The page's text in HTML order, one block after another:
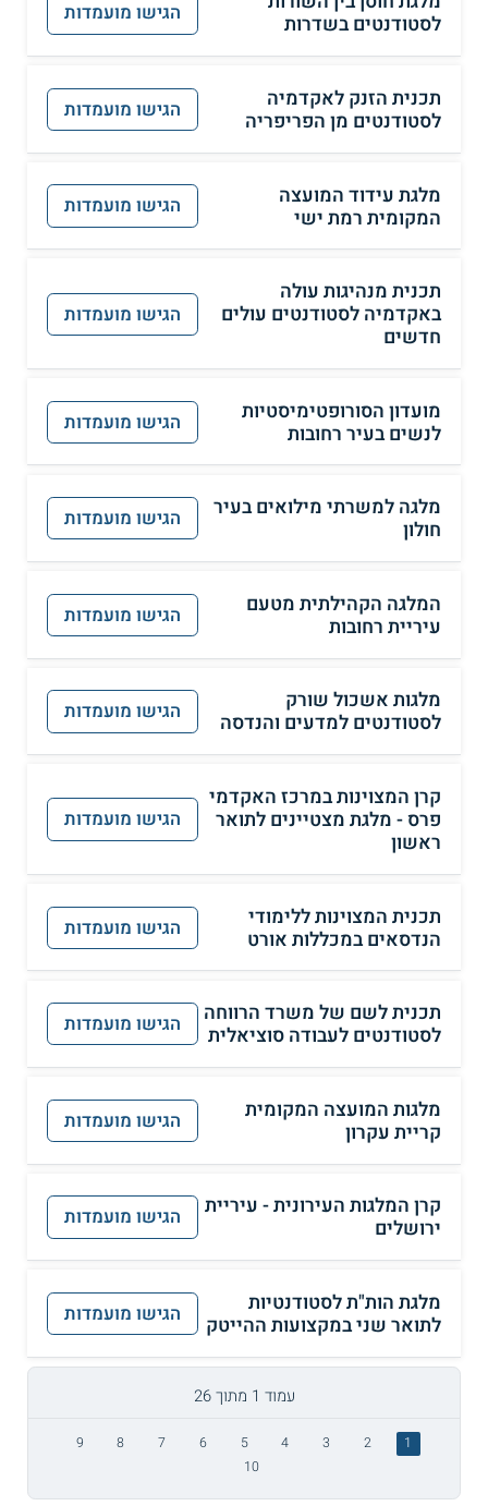
לסטודנטים בשדרות
הגישו מועמדות
תכנית הזנק לאקדמיה
לסטודנטים מן הפריפריה
הגישו מועמדות
מלגת עידוד המועצה
המקומית רמת ישי
הגישו מועמדות
תכנית מנהיגות עולה
באקדמיה לסטודנטים עולים
חדשים
הגישו מועמדות
מועדון הסורופטימיסטיות
לנשים בעיר רחובות
הגישו מועמדות
מלגה למשרתי מילואים בעיר
חולון
הגישו מועמדות
המלגה הקהילתית מטעם
עיריית רחובות
הגישו מועמדות
מלגות אשכול שורק
לסטודנטים למדעים והנדסה
הגישו מועמדות
קרן המצוינות במרכז האקדמי
פרס - מלגת מצטיינים לתואר
ראשון
הגישו מועמדות
תכנית המצוינות ללימודי
הנדסאים במכללות אורט
הגישו מועמדות
תכנית לשם של משרד הרווחה
לסטודנטים לעבודה סוציאלית
הגישו מועמדות
מלגות המועצה המקומית
קריית עקרון
הגישו מועמדות
קרן המלגות העירונית - עיריית
ירושלים
הגישו מועמדות
מלגת הות"ת לסטודנטיות
לתואר שני במקצועות ההייטק
הגישו מועמדות
עמוד 1 מתוך 26
1
2
3
4
5
6
7
8
9
10